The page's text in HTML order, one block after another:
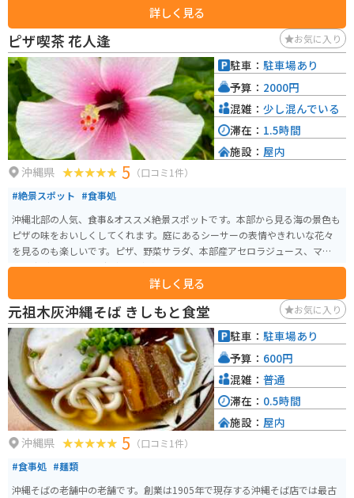
詳しく見る
ピザ喫茶 花人逢 お気に入り
沖縄県 5 （口コミ1件）
#絶景スポット #食事処
沖縄北部の人気、食事&オススメ絶景スポットです。本部から見る海の景色も
ピザの味をおいしくしてくれます。庭にあるシーサーの表情やきれいな花々
を見るのも楽しいです。ピザ、野菜サラダ、本部産アセロラジュース、マンゴ
ーの森（カットマンゴー）などがいただけます。
詳しく見る
駐車： 駐車場あり
予算： 2000円
混雑： 少し混んでいる
滞在： 1.5時間
施設： 屋内
元祖木灰沖縄そば きしもと食堂 お気に入り
沖縄県 5 （口コミ1件）
#食事処 #麺類
沖縄そばの老舗中の老舗です。創業は1905年で現存する沖縄そば店では最古
駐車： 駐車場あり
予算： 600円
混雑： 普通
滞在： 0.5時間
施設： 屋内